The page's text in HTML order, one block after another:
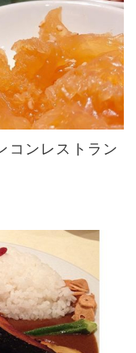
コンレストラン